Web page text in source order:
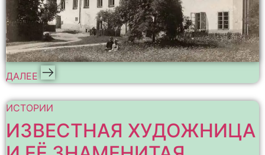
ДАЛЕЕ
ИСТОРИИ
ИЗВЕСТНАЯ ХУДОЖНИЦА